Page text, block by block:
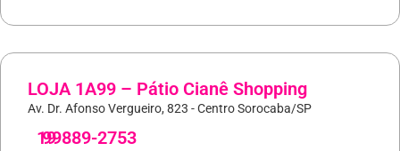
LOJA 1A99 – Pátio Cianê Shopping
Av. Dr. Afonso Vergueiro, 823 - Centro Sorocaba/SP
19
99889-2753